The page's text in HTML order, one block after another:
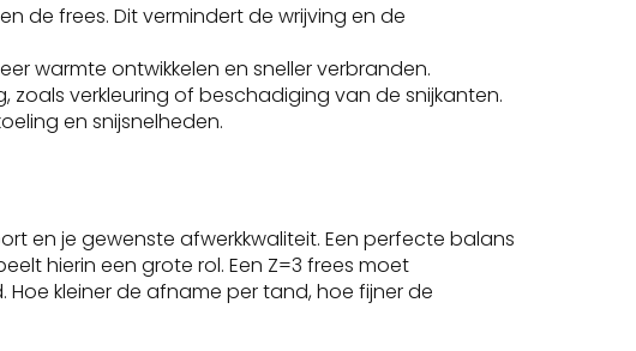
de frees. Dit vermindert de wrijving en de
warmte ontwikkelen en sneller verbranden.
verkleuring of beschadiging van de snijkanten.
en snijsnelheden.
en je gewenste afwerkkwaliteit. Een perfecte balans
hierin een grote rol. Een Z=3 frees moet
kleiner de afname per tand, hoe fijner de